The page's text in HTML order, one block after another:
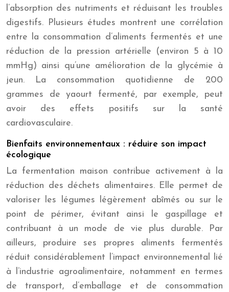
l’absorption des nutriments et réduisant les troubles
digestifs. Plusieurs études montrent une corrélation
entre la consommation d’aliments fermentés et une
réduction de la pression artérielle (environ 5 à 10
mmHg) ainsi qu’une amélioration de la glycémie à
jeun. La consommation quotidienne de 200
grammes de yaourt fermenté, par exemple, peut
avoir des effets positifs sur la santé
cardiovasculaire.
Bienfaits environnementaux : réduire son impact
écologique
La fermentation maison contribue activement à la
réduction des déchets alimentaires. Elle permet de
valoriser les légumes légèrement abîmés ou sur le
point de périmer, évitant ainsi le gaspillage et
contribuant à un mode de vie plus durable. Par
ailleurs, produire ses propres aliments fermentés
réduit considérablement l’impact environnemental lié
à l’industrie agroalimentaire, notamment en termes
de transport, d’emballage et de consommation